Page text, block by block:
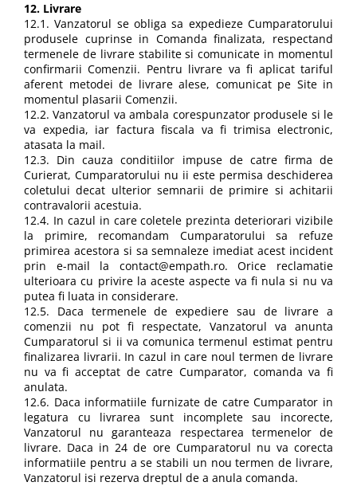
12. Livrare
12.1. Vanzatorul se obliga sa expedieze Cumparatorului
produsele cuprinse in Comanda finalizata, respectand
termenele de livrare stabilite si comunicate in momentul
confirmarii Comenzii. Pentru livrare va fi aplicat tariful
aferent metodei de livrare alese, comunicat pe Site in
momentul plasarii Comenzii.
12.2. Vanzatorul va ambala corespunzator produsele si le
va expedia, iar factura fiscala va fi trimisa electronic,
atasata la mail.
12.3. Din cauza conditiilor impuse de catre firma de
Curierat, Cumparatorului nu ii este permisa deschiderea
coletului decat ulterior semnarii de primire si achitarii
contravalorii acestuia.
12.4. In cazul in care coletele prezinta deteriorari vizibile
la primire, recomandam Cumparatorului sa refuze
primirea acestora si sa semnaleze imediat acest incident
prin e-mail la contact@empath.ro. Orice reclamatie
ulterioara cu privire la aceste aspecte va fi nula si nu va
putea fi luata in considerare.
12.5. Daca termenele de expediere sau de livrare a
comenzii nu pot fi respectate, Vanzatorul va anunta
Cumparatorul si ii va comunica termenul estimat pentru
finalizarea livrarii. In cazul in care noul termen de livrare
nu va fi acceptat de catre Cumparator, comanda va fi
anulata.
12.6. Daca informatiile furnizate de catre Cumparator in
legatura cu livrarea sunt incomplete sau incorecte,
Vanzatorul nu garanteaza respectarea termenelor de
livrare. Daca in 24 de ore Cumparatorul nu va corecta
informatiile pentru a se stabili un nou termen de livrare,
Vanzatorul isi rezerva dreptul de a anula comanda.